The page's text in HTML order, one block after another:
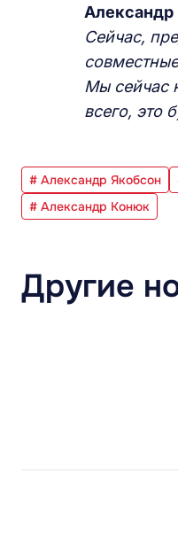
Александр
Сейчас,
Мы сейчас
всего, это
# Александр Якобсон
# Александр Конюк
Другие